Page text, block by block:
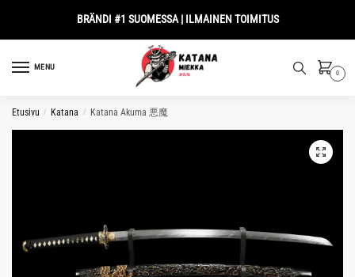
BRÄNDI #1 SUOMESSA | ILMAINEN TOIMITUS
MENU
0
Etusivu / Katana / Katana Akuma 悪魔